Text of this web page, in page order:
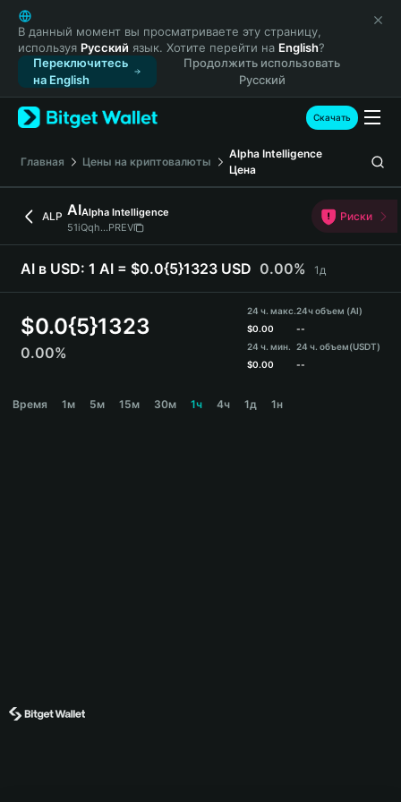
English
日本語
Tiếng Việt
Русский
Español (Latinoamérica)
Türkçe
Français
Deutsch
繁體中文
Português (Portugal)
Bahasa Indonesia
ภาษาไทย
Español
Español (Argentina)
В данный момент вы просматриваете эту страницу,
используя Русский язык. Хотите перейти на English?
Переключитесь
на English
Продолжить использовать
Русский
Скачать
Главная Цены на криптовалюты
Alpha Intelligence
Цена
ALP AIAlpha Intelligence
51iQqh...PREV
Риски
AI в USD: 1 AI = $0.0{5}1323 USD 0.00% 1д
$0.0{5}1323
0.00%
24 ч. макс.
$0.00
24 ч. мин.
$0.00
24ч объем (AI)
--
24 ч. объем(USDT)
--
Время 1м 5м 15м 30м 1ч 4ч 1д 1н